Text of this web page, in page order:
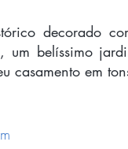
decorado
um belíssimo
em